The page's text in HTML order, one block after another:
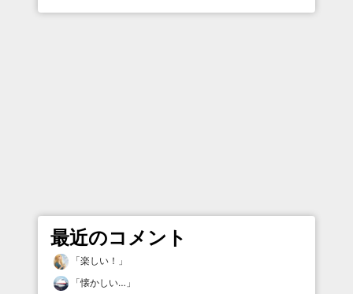
最近のコメント
「楽しい！ 」
「懐かしい… 」